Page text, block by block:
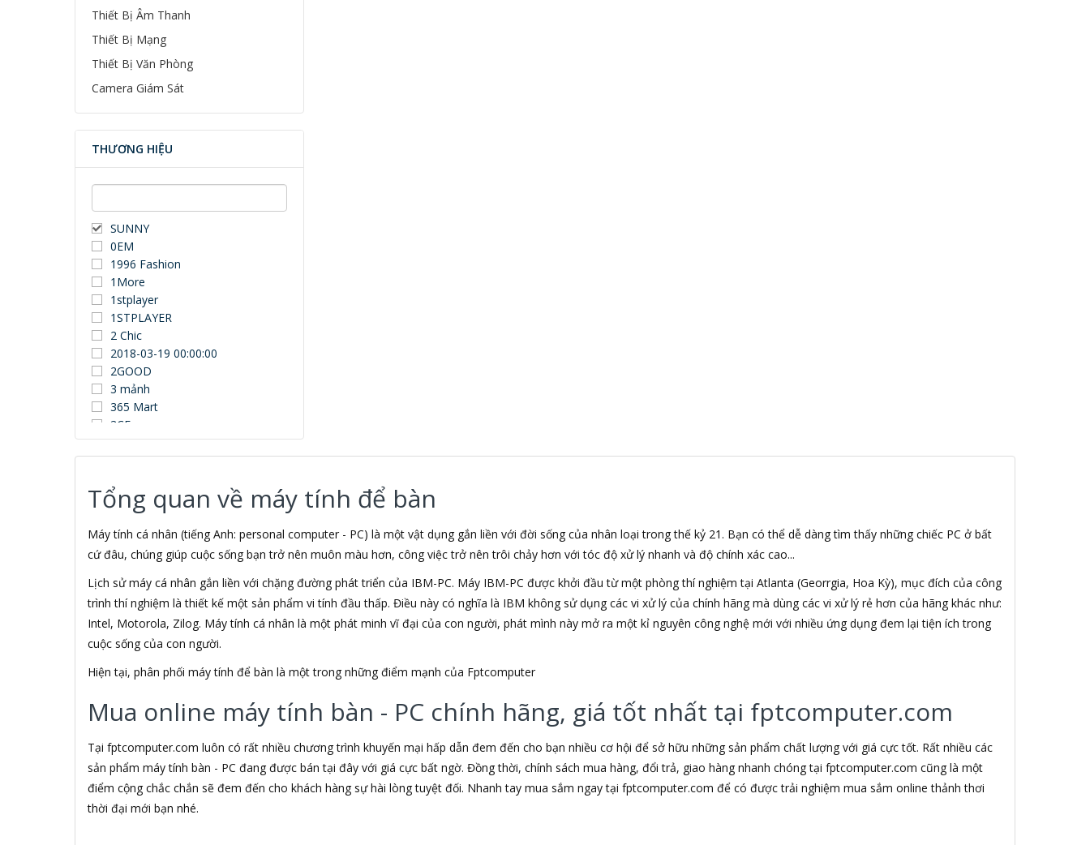
Thiết Bị Âm Thanh
Thiết Bị Mạng
Thiết Bị Văn Phòng
Camera Giám Sát
THƯƠNG HIỆU
SUNNY
0EM
1996 Fashion
1More
1stplayer
1STPLAYER
2 Chic
2018-03-19 00:00:00
2GOOD
3 mảnh
365 Mart
3CE
3Dconnexion
3DUN
3M
3NOD
3OneData
4D
5ASYSTEMS
7Gift Shop
8848
A 100+
A Bonne
A Brand
A & T
Aardvark
Abel
Abo
ACASIS
Acatel
Acbel
Tổng quan về máy tính để bàn
Máy tính cá nhân (tiếng Anh: personal computer - PC) là một vật dụng gắn liền với đời sống của nhân loại trong thế kỷ 21. Bạn có thể dễ dàng tìm thấy những chiếc PC ở bất
cứ đâu, chúng giúp cuộc sống bạn trở nên muôn màu hơn, công việc trở nên trôi chảy hơn với tóc độ xử lý nhanh và độ chính xác cao...
Lịch sử máy cá nhân gắn liền với chặng đường phát triển của IBM-PC. Máy IBM-PC được khởi đầu từ một phòng thí nghiệm tại Atlanta (Georrgia, Hoa Kỳ), mục đích của công
trình thí nghiệm là thiết kế một sản phẩm vi tính đầu thấp. Điều này có nghĩa là IBM không sử dụng các vi xử lý của chính hãng mà dùng các vi xử lý rẻ hơn của hãng khác như:
Intel, Motorola, Zilog. Máy tính cá nhân là một phát minh vĩ đại của con người, phát mình này mở ra một kỉ nguyên công nghệ mới với nhiều ứng dụng đem lại tiện ích trong
cuộc sống của con người.
Hiện tại, phân phối máy tính để bàn là một trong những điểm mạnh của Fptcomputer
Mua online máy tính bàn - PC chính hãng, giá tốt nhất tại fptcomputer.com
Tại fptcomputer.com luôn có rất nhiều chương trình khuyến mại hấp dẫn đem đến cho bạn nhiều cơ hội để sở hữu những sản phẩm chất lượng với giá cực tốt. Rất nhiều các
sản phẩm máy tính bàn - PC đang được bán tại đây với giá cực bất ngờ. Đồng thời, chính sách mua hàng, đổi trả, giao hàng nhanh chóng tại fptcomputer.com cũng là một
điểm cộng chắc chắn sẽ đem đến cho khách hàng sự hài lòng tuyệt đối. Nhanh tay mua sắm ngay tại fptcomputer.com để có được trải nghiệm mua sắm online thảnh thơi
thời đại mới bạn nhé.